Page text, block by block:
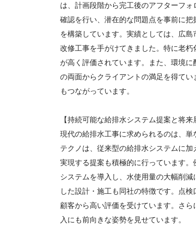
は、計画段階から完工後のアフターフ
確認を行い、潜在的な問題点を事前に
を構築しています。実績としては、広
改修工事を手がけてきました。特に老
が高く評価されています。また、環境
の両面からクライアントの満足を得て
もつながっています。
【持続可能な給排水システム提案と将来
現代の給排水工事に求められるのは、
テクノは、従来型の給排水システムに
実現する提案も積極的に行っています
システムを導入し、水使用量の大幅削
した設計・施工も同社の特徴です。点
顧客から高い評価を受けています。さ
入にも前向きな姿勢を見せています。